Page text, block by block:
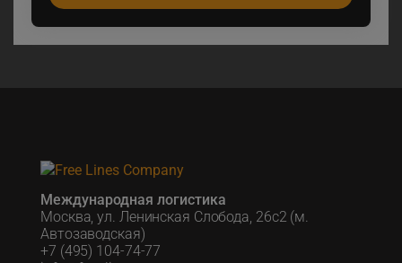
Международная логистика
Москва, ул. Ленинская Слобода, 26с2 (м.
Автозаводская)
+7 (495) 104-74-77